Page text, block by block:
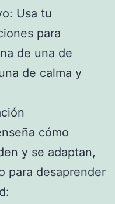
Usa tu
para
de una de
de calma y
cómo
y se adaptan,
para desaprender